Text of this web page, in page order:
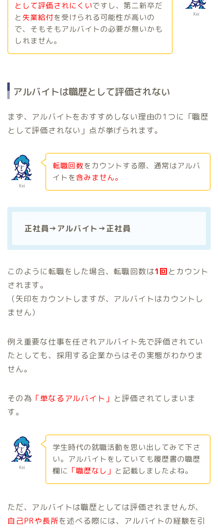
Kei
として評価されにくいですし、第二新卒だ
と 失業給付を受けられる可能性が高いの
で、そもそもアルバイトの必要が無いかも
しれません。
アルバイトは職歴として評価されない
まず、アルバイトをおすすめしない理由の1つに「職歴
として評価されない」点が挙げられます。
Kei
転職回数をカウントする際、通常はアルバ
イトを含みません。
正社員→アルバイト→正社員
このように転職をした場合、転職回数は1回 とカウント
されます。
（矢印をカウントしますが、アルバイトはカウントし
ません）
例え重要な仕事を任されアルバイト先で評価されてい
たとしても、採用する企業からはその実態がわかりま
せん。
その為 「単なるアルバイト」 と評価されてしまいま
す。
Kei
学生時代の就職活動を思い出してみて下さ
い。アルバイトをしていても履歴書の職歴
欄に 「職歴なし」 と記載しましたよね。
ただ、アルバイトは職歴としては評価されませんが、
自己PRや長所を述べる際には、アルバイトの経験を引